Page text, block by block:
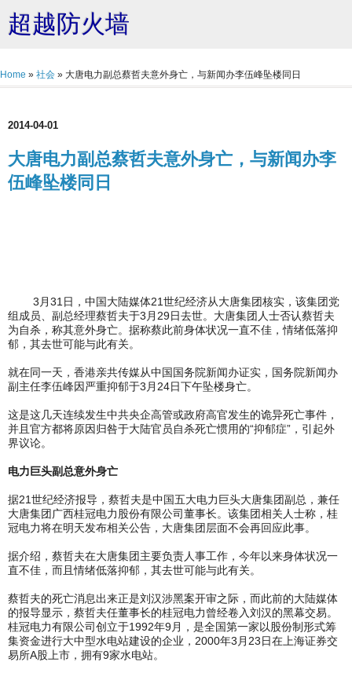
超越防火墙
Home » 社会 » 大唐电力副总蔡哲夫意外身亡，与新闻办李伍峰坠楼同日
2014-04-01
大唐电力副总蔡哲夫意外身亡，与新闻办李
伍峰坠楼同日
3月31日，中国大陆媒体21世纪经济从大唐集团核实，该集团党
组成员、副总经理蔡哲夫于3月29日去世。大唐集团人士否认蔡哲夫
为自杀，称其意外身亡。据称蔡此前身体状况一直不佳，情绪低落抑
郁，其去世可能与此有关。
就在同一天，香港亲共传媒从中国国务院新闻办证实，国务院新闻办
副主任李伍峰因严重抑郁于3月24日下午坠楼身亡。
这是这几天连续发生中共央企高管或政府高官发生的诡异死亡事件，
并且官方都将原因归咎于大陆官员自杀死亡惯用的“抑郁症”，引起外
界议论。
电力巨头副总意外身亡
据21世纪经济报导，蔡哲夫是中国五大电力巨头大唐集团副总，兼任
大唐集团广西桂冠电力股份有限公司董事长。该集团相关人士称，桂
冠电力将在明天发布相关公告，大唐集团层面不会再回应此事。
据介绍，蔡哲夫在大唐集团主要负责人事工作，今年以来身体状况一
直不佳，而且情绪低落抑郁，其去世可能与此有关。
蔡哲夫的死亡消息出来正是刘汉涉黑案开审之际，而此前的大陆媒体
的报导显示，蔡哲夫任董事长的桂冠电力曾经卷入刘汉的黑幕交易。
桂冠电力有限公司创立于1992年9月，是全国第一家以股份制形式筹
集资金进行大中型水电站建设的企业，2000年3月23日在上海证券交
易所A股上市，拥有9家水电站。